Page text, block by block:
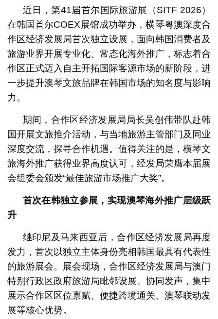
近日，第41届首尔国际旅游展（SITF 2026）
在韩国首尔COEX展馆成功举办，横琴粤澳深度合
作区经济发展局首次独立设展，面向韩国消费者及
旅游业界开展专业化、常态化海外推广，标志着合
作区正式迈入自主开拓国际客源市场的新阶段，进
一步提升澳琴文旅品牌在韩国市场的知名度与影响
力。
期间，合作区经济发展局局长吴创伟带队赴韩
国开展文旅推介活动，与当地旅游主管部门及同业
深度交流，探寻合作机遇。值得关注的是，横琴文
旅海外推广获得业界高度认可，经发局荣膺本届展
会组委会颁发“最佳旅游市场推广大奖”。
首次在韩独立参展，实现澳琴海外推广层级跃
升
继印尼及马来西亚后，合作区经济发展局再度
发力，首次以独立主体身份亮相韩国最具有代表性
的旅游展会。展会现场，合作区经济发展局与澳门
特别行政区政府旅游局毗邻设展、协同发声，集中
展示合作区区位禀赋、便捷跨境通关、澳琴联动发
展等核心优势。